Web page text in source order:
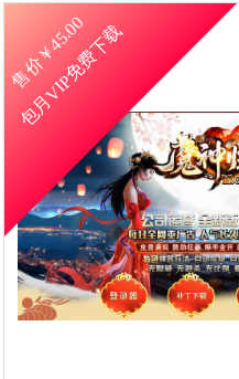
售价￥
45.00
包月VIP免费下载